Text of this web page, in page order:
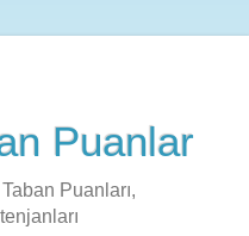
Puanlar
Puanları,